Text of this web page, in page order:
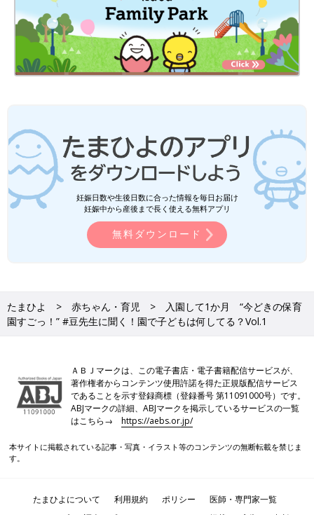
る？Vol.2～
妊娠日数や生後日数に合った情報を毎日お届け
妊娠中から産後まで長く使える無料アプリ
無料ダウンロード
たまひよ 赤ちゃん・育児
入園して1か月 “今どきの保育
園すごっ！” #豆先生に聞く！園で子どもは何してる？Vol.1
ＡＢＪマークは、この電子書店・電子書籍配信サービスが、
著作権者からコンテンツ使用許諾を得た正規版配信サービス
であることを示す登録商標（登録番号 第11091000号）です。
ABJマークの詳細、ABJマークを掲示しているサービスの一覧
はこちら→https://aebs.or.jp/
本サイトに掲載されている記事・写真・イラスト等のコンテンツの無断転載を禁じま
す。
たまひよについて 利用規約 ポリシー
医師・専門家一覧